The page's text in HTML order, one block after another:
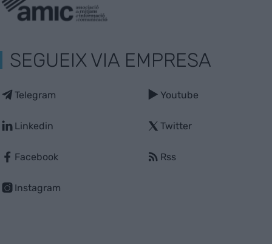
SEGUEIX VIA EMPRESA
Telegram
Linkedin
Facebook
Instagram
Youtube
Twitter
Rss